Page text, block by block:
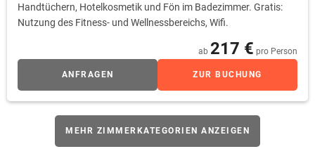
Handtüchern, Hotelkosmetik und Fön im Badezimmer. Gratis:
Nutzung des Fitness- und Wellnessbereichs, Wifi.
ab 217 € pro Person
ANFRAGEN ZUR BUCHUNG
MEHR ZIMMERKATEGORIEN ANZEIGEN